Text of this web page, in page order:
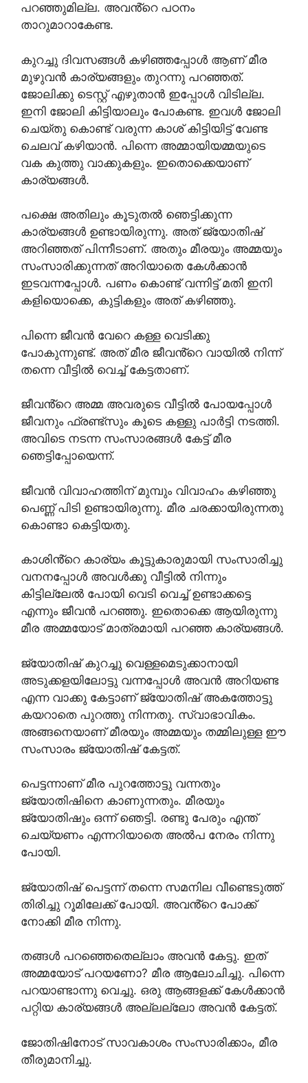
പറഞ്ഞുമില്ല. അവൻ്റെ പഠനം
താറുമാറാകേണ്ട.
കുറച്ചു ദിവസങ്ങൾ കഴിഞ്ഞപ്പോൾ ആണ് മീര
മുഴുവൻ കാര്യങ്ങളും തുറന്നു പറഞ്ഞത്.
ജോലിക്കു ടെസ്റ്റ് എഴുതാൻ ഇപ്പോൾ വിടില്ല.
ഇനി ജോലി കിട്ടിയാലും പോകണ്ട. ഇവൾ ജോലി
ചെയ്തു കൊണ്ട് വരുന്ന കാശ് കിട്ടിയിട്ട് വേണ്ട
ചെലവ് കഴിയാൻ. പിന്നെ അമ്മായിയമ്മയുടെ
വക കുത്തു വാക്കുകളും. ഇതൊക്കെയാണ്
കാര്യങ്ങൾ.
പക്ഷെ അതിലും കൂടുതൽ ഞെട്ടിക്കുന്ന
കാര്യങ്ങൾ ഉണ്ടായിരുന്നു. അത് ജ്യോതിഷ്
അറിഞ്ഞത് പിന്നീടാണ്. അതും മീരയും അമ്മയും
സംസാരിക്കുന്നത് അറിയാതെ കേൾക്കാൻ
ഇടവന്നപ്പോൾ. പണം കൊണ്ട് വന്നിട്ട് മതി ഇനി
കളിയൊക്കെ, കുട്ടികളും അത് കഴിഞ്ഞു.
പിന്നെ ജീവൻ വേറെ കള്ള വെടിക്കു
പോകുന്നുണ്ട്. അത് മീര ജീവൻ്റെ വായിൽ നിന്ന്
തന്നെ വീട്ടിൽ വെച്ച് കേട്ടതാണ്.
ജീവൻ്റെ അമ്മ അവരുടെ വീട്ടിൽ പോയപ്പോൾ
ജീവനും ഫ്രണ്ട്സും കൂടെ കള്ളു പാർട്ടി നടത്തി.
അവിടെ നടന്ന സംസാരങ്ങൾ കേട്ട് മീര
ഞെട്ടിപ്പോയെന്ന്.
ജീവൻ വിവാഹത്തിന് മുമ്പും വിവാഹം കഴിഞ്ഞു
പെണ്ണ് പിടി ഉണ്ടായിരുന്നു. മീര ചരക്കായിരുന്നതു
കൊണ്ടാ കെട്ടിയതു.
കാശിൻ്റെ കാര്യം കൂട്ടുകാരുമായി സംസാരിച്ചു
വനനപ്പോൾ അവൾക്കു വീട്ടിൽ നിന്നും
കിട്ടില്ലേൽ പോയി വെടി വെച്ച് ഉണ്ടാക്കട്ടെ
എന്നും ജീവൻ പറഞ്ഞു. ഇതൊക്കെ ആയിരുന്നു
മീര അമ്മയോട് മാത്രമായി പറഞ്ഞ കാര്യങ്ങൾ.
ജ്യോതിഷ് കുറച്ചു വെള്ളമെടുക്കാനായി
അടുക്കളയിലോട്ടു വന്നപ്പോൾ അവൻ അറിയണ്ട
എന്ന വാക്കു കേട്ടാണ് ജ്യോതിഷ് അകത്തോട്ടു
കയറാതെ പുറത്തു നിന്നതു. സ്വാഭാവികം.
അങ്ങനെയാണ് മീരയും അമ്മയും തമ്മിലുള്ള ഈ
സംസാരം ജ്യോതിഷ് കേട്ടത്.
പെട്ടന്നാണ് മീര പുറത്തോട്ടു വന്നതും
ജ്യോതിഷിനെ കാണുന്നതും. മീരയും
ജ്യോതിഷും ഒന്ന് ഞെട്ടി. രണ്ടു പേരും എന്ത്
ചെയ്യണം എന്നറിയാതെ അൽപ നേരം നിന്നു
പോയി.
ജ്യോതിഷ് പെട്ടന്ന് തന്നെ സമനില വീണ്ടെടുത്ത്
തിരിച്ചു റൂമിലേക്ക് പോയി. അവൻ്റെ പോക്ക്
നോക്കി മീര നിന്നു.
തങ്ങൾ പറഞ്ഞെതെല്ലാം അവൻ കേട്ടു. ഇത്
അമ്മയോട് പറയണോ? മീര ആലോചിച്ചു. പിന്നെ
പറയാണ്ടാന്നു വെച്ചു. ഒരു ആങ്ങളക്ക് കേൾക്കാൻ
പറ്റിയ കാര്യങ്ങൾ അല്ലല്ലോ അവൻ കേട്ടത്.
ജോതിഷിനോട് സാവകാശം സംസാരിക്കാം, മീര
തീരുമാനിച്ചു.